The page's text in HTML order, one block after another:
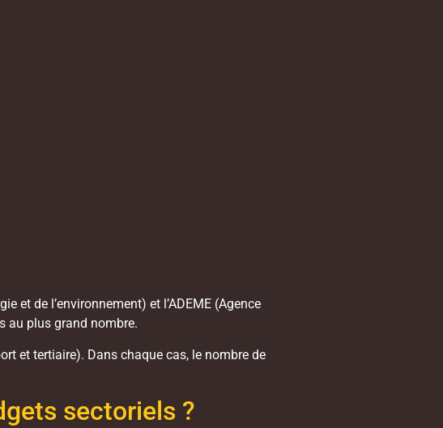
et de l’environnement) et l’ADEME (Agence
au plus grand nombre.
et tertiaire). Dans chaque cas, le nombre de
sectoriels ?